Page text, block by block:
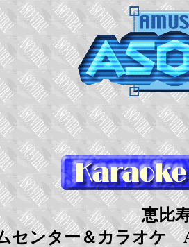
恵比
センター＆カラオケ